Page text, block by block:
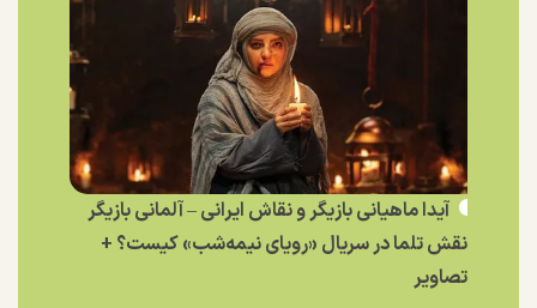
آیدا ماهیانی بازیگر و نقاش ایرانی – آلمانی بازیگر
نقش تلما در سریال «رویای نیمه‌شب» کیست؟ +
تصاویر